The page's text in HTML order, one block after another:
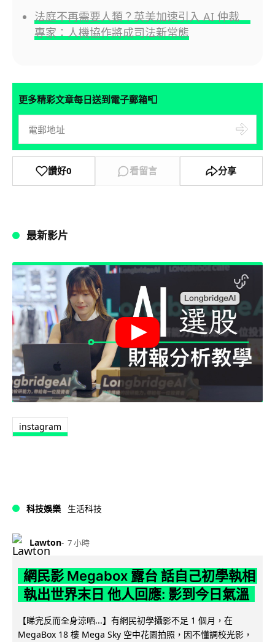
法庭不再需要人類？英美加速引入 AI 仲裁
專家：人機協作將成司法新常態
更多精彩文章每日送到電子郵箱📮
讚好0 看留言 分享
最新影片
instagram
科技娛樂 生活科技
Lawton 7 小時
網民影 Megabox 露台 話自己初學執相
執出世界末日 他人回應: 影到今日氣溫
【睇完反而全身涼哂...】有網民初學攝影不足 1 個月，在
MegaBox 18 樓 Mega Sky 空中花園拍照，因不懂調校光影，